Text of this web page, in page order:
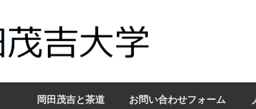
岡田茂吉と茶道 お問い合わせフォーム